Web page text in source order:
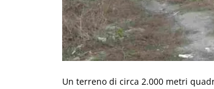
Un terreno di circa 2.000 metri